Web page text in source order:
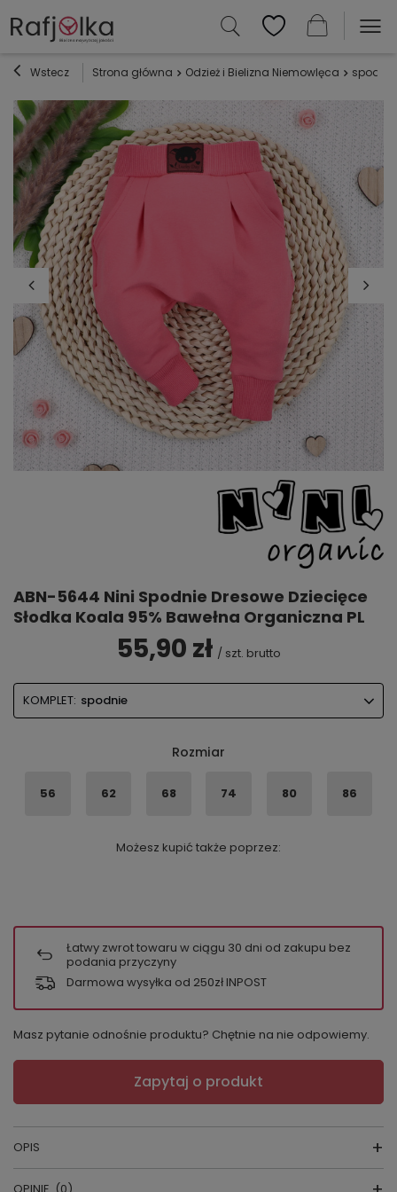
Wstecz Strona główna Odzież i Bielizna Niemowlęca
ABN-5644 Nini Spodnie Dresowe Dziecięce
Słodka Koala 95% Bawełna Organiczna PL
55,90 zł / szt. brutto
KOMPLET: spodnie
Rozmiar
56 62 68 74 80 86
Możesz kupić także poprzez:
Łatwy zwrot towaru w ciągu 30 dni od zakupu bez
podania przyczyny
Darmowa wysyłka od 250zł INPOST
Masz pytanie odnośnie produktu? Chętnie na nie odpowiemy.
Zapytaj o produkt
OPIS